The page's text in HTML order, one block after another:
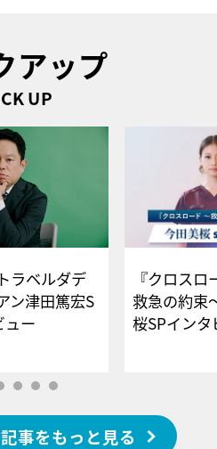
アップ
UP
ラベルダデ
ン津田篤宏S
ビュー
『クロス
救急の約束
桜SPイ
事をもっと見る